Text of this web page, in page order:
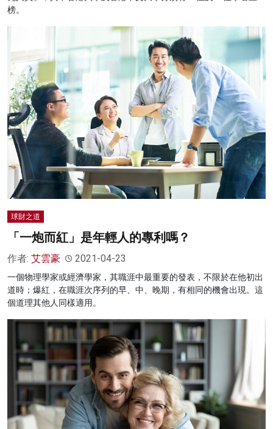
榜。
球財之道
「一炮而紅」是年輕人的專利嗎？
作者: 艾雲豪 2021-04-23
一個物理學家或經濟學家，其職涯中最重要的發表，不限於在他初出
道時；爆紅，在職涯次序列的早、中、晚期，有相同的機會出現。這
個道理其他人同樣適用。